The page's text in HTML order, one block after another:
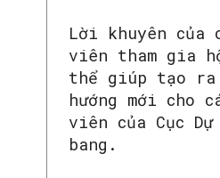
SEARCH...
Lời khuyên của
viên tham gia
thể giúp tạo ra
hướng mới cho
viên của Cục
bang.